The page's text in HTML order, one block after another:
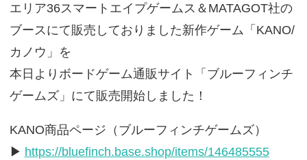
エリア36スマートエイプゲームス＆MATAGOT社の
ブースにて販売しておりました新作ゲーム「KANO/
カノウ」を
本日よりボードゲーム通販サイト「ブルーフィンチ
ゲームズ」にて販売開始しました！
KANO商品ページ（ブルーフィンチゲームズ）
▶ https://bluefinch.base.shop/items/146485555